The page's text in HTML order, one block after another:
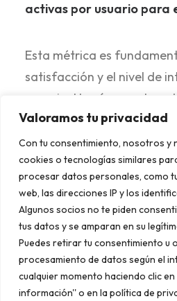
Valoramos tu privacidad
Con tu consentimiento, nosotros y
cookies o tecnologías similares
procesar datos personales, como
web, las direcciones IP y los
Algunos socios no te piden
tus datos y se amparan en su
Puedes retirar tu consentimiento u
procesamiento de datos según el
cualquier momento haciendo clic
información'' o en la política de
activas por usuario para
Esta métrica es
satisfacción y el nivel de
usuario. Un número
activas por usuario indica
encuentran valioso tu
dispuestos a interactuar
significativa. Esto es
importante para medir la
genuino de tu audiencia.
Desde la perspectiva del
motores de búsqueda